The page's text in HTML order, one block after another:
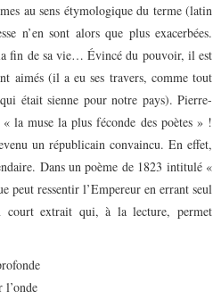
au sens étymologique du terme (latin
n’en sont alors que plus exacerbées.
fin de sa vie… Évincé du pouvoir, il est
aimés (il a eu ses travers, comme tout
était sienne pour notre pays). Pierre-
la muse la plus féconde des poètes » !
un républicain convaincu. En effet,
Dans un poème de 1823 intitulé «
peut ressentir l’Empereur en errant seul
court extrait qui, à la lecture, permet
l’onde